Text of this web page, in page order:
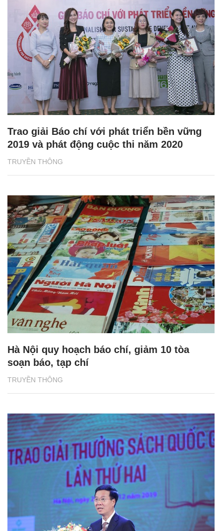
TRUYỀN THÔNG
Trao giải Báo chí với phát triển bền vững
2019 và phát động cuộc thi năm 2020
TRUYỀN THÔNG
Hà Nội quy hoạch báo chí, giảm 10 tòa
soạn báo, tạp chí